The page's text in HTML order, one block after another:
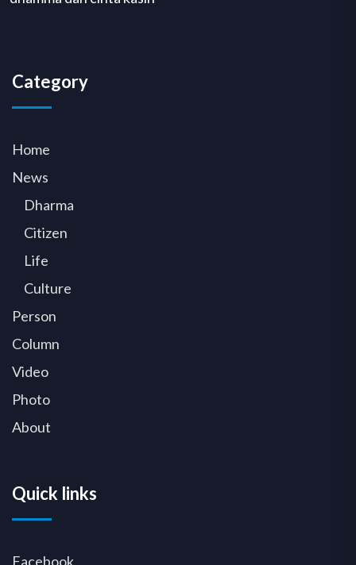
Category
Home
News
Dharma
Citizen
Life
Culture
Person
Column
Video
Photo
About
Quick links
Facebook